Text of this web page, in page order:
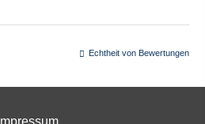
Echtheit von Bewertungen